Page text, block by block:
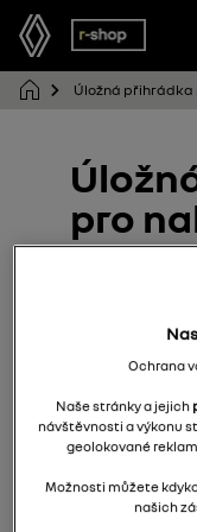
Úložná
pro
Ochrana
Naše stránky a jejich
návštěvnosti a výkonu
geolokované
Možnosti můžete
našich